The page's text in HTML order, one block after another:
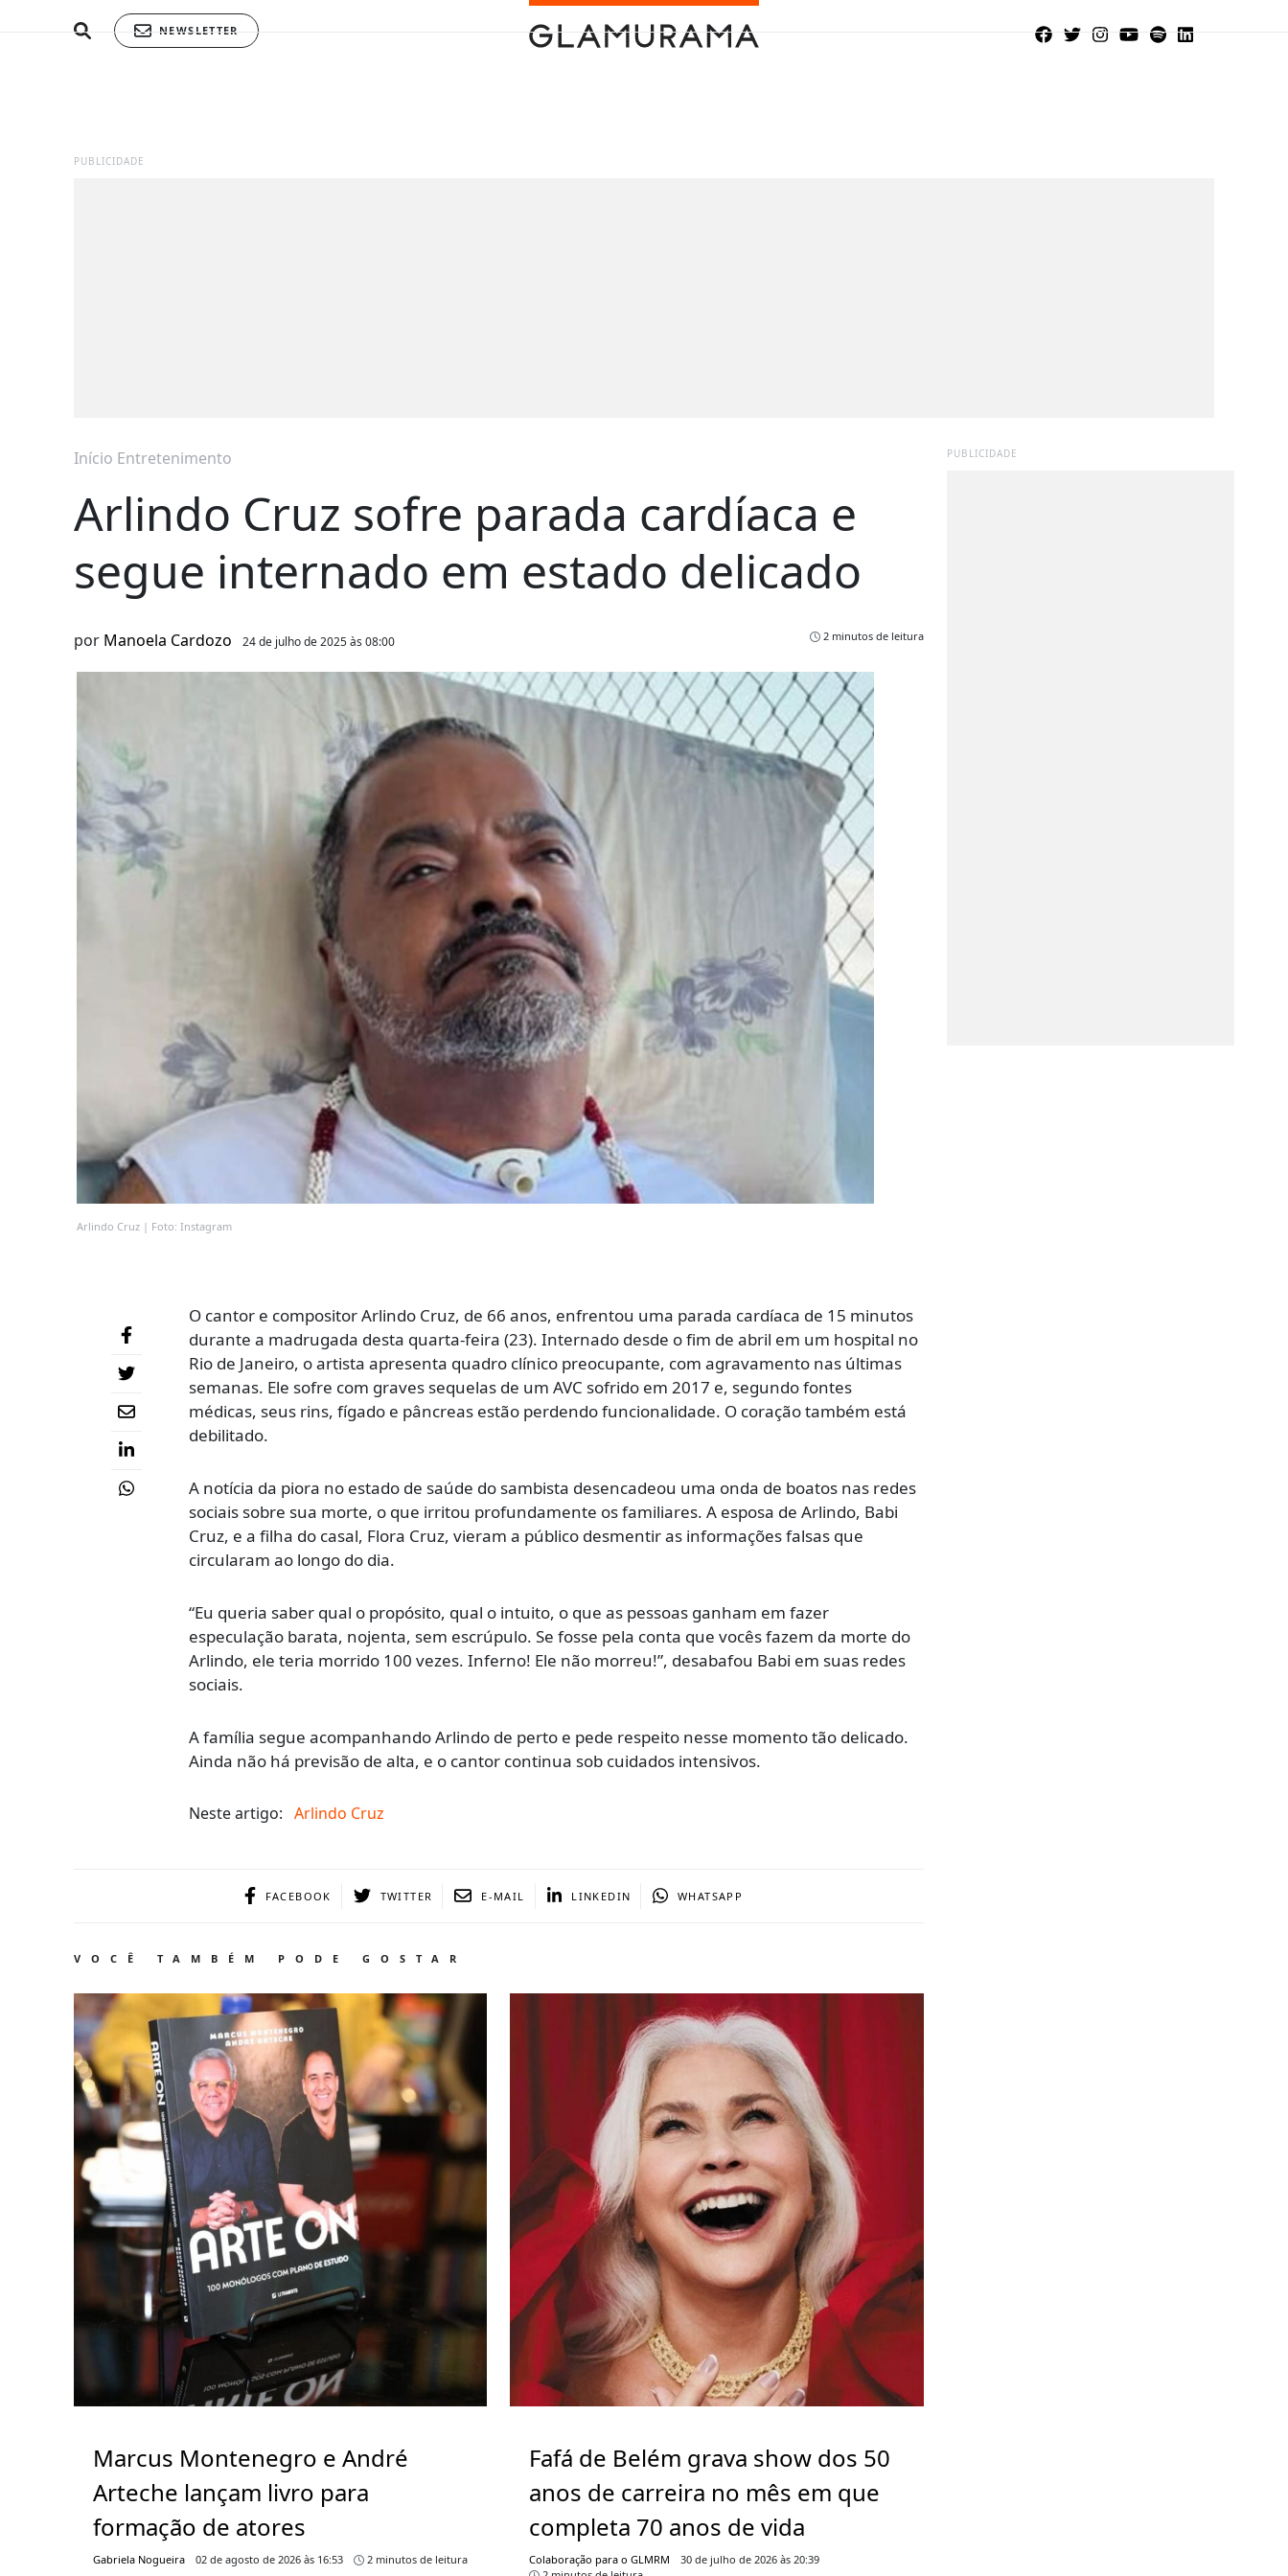
NEWSLETTER
PUBLICIDADE
Início Entretenimento
Arlindo Cruz sofre parada cardíaca e
segue internado em estado delicado
por Manoela Cardozo 24 de julho de 2025 às 08:00 2 minutos de leitura
Arlindo Cruz | Foto: Instagram
O cantor e compositor Arlindo Cruz, de 66 anos, enfrentou uma parada cardíaca de 15 minutos
durante a madrugada desta quarta-feira (23). Internado desde o fim de abril em um hospital no
Rio de Janeiro, o artista apresenta quadro clínico preocupante, com agravamento nas últimas
semanas. Ele sofre com graves sequelas de um AVC sofrido em 2017 e, segundo fontes
médicas, seus rins, fígado e pâncreas estão perdendo funcionalidade. O coração também está
debilitado.
A notícia da piora no estado de saúde do sambista desencadeou uma onda de boatos nas redes
sociais sobre sua morte, o que irritou profundamente os familiares. A esposa de Arlindo, Babi
Cruz, e a filha do casal, Flora Cruz, vieram a público desmentir as informações falsas que
circularam ao longo do dia.
“Eu queria saber qual o propósito, qual o intuito, o que as pessoas ganham em fazer
especulação barata, nojenta, sem escrúpulo. Se fosse pela conta que vocês fazem da morte do
Arlindo, ele teria morrido 100 vezes. Inferno! Ele não morreu!”, desabafou Babi em suas redes
sociais.
A família segue acompanhando Arlindo de perto e pede respeito nesse momento tão delicado.
Ainda não há previsão de alta, e o cantor continua sob cuidados intensivos.
Neste artigo: Arlindo Cruz
FACEBOOK TWITTER E-MAIL LINKEDIN WHATSAPP
VOCÊ TAMBÉM PODE GOSTAR
Marcus Montenegro e André
Arteche lançam livro para
formação de atores
Gabriela Nogueira 02 de agosto de 2026 às 16:53 2 minutos de leitura
Fafá de Belém grava show dos 50
anos de carreira no mês em que
completa 70 anos de vida
Colaboração para o GLMRM
30 de julho de 2026 às 20:39
PUBLICIDADE